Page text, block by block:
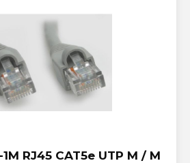
RJ45 CAT5e UTP M / M